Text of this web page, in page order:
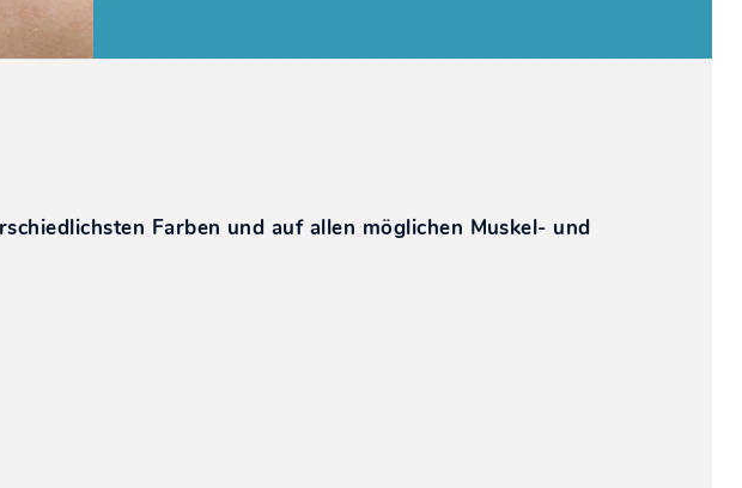
Farben und auf allen möglichen Muskel- und